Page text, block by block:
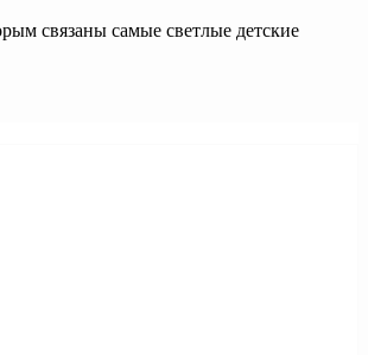
связаны самые светлые детские